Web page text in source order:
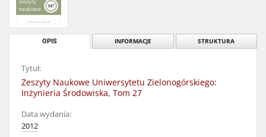
OPIS INFORMACJE STRUKTURA
Tytuł:
Zeszyty Naukowe Uniwersytetu Zielonogórskiego:
Inżynieria Środowiska, Tom 27
Data wydania:
2012